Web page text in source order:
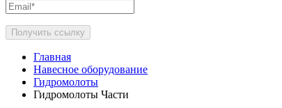
Получить ссылку
Главная
Навесное оборудование
Гидромолоты
Гидромолоты Части